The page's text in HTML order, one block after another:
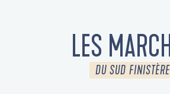
LES
DU SUD FINISTÈRE